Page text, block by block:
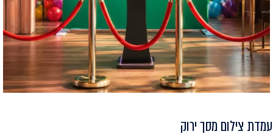
עמדת צילום מסך ירוק